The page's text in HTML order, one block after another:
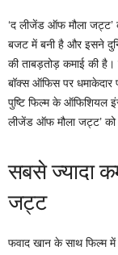
‘द लीजेंड ऑफ मौला जट्ट’
बजट में बनी है और इसने
की ताबड़तोड़ कमाई की
बॉक्स ऑफिस पर
पुष्टि फिल्म के ऑफिशियल
लीजेंड ऑफ मौला जट्ट’ को
सबसे ज्यादा
जट्ट
फवाद खान के साथ फिल्म में